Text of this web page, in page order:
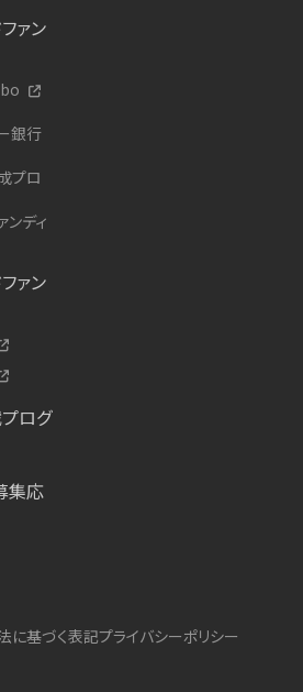
ァン
銀行
プロ
ンディ
ァン
ログ
集応
に基づく表記プライバシーポリシー